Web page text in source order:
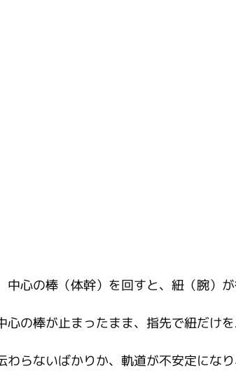
中心の棒（体幹）を回すと、紐（腕）
心の棒が止まったまま、指先で紐だけ
わらないばかりか、軌道が不安定にな